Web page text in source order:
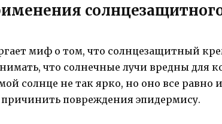
миф о том, что солнцезащитный
что солнечные лучи вредны для
солнце не так ярко, но оно все равно
повреждения эпидермису.